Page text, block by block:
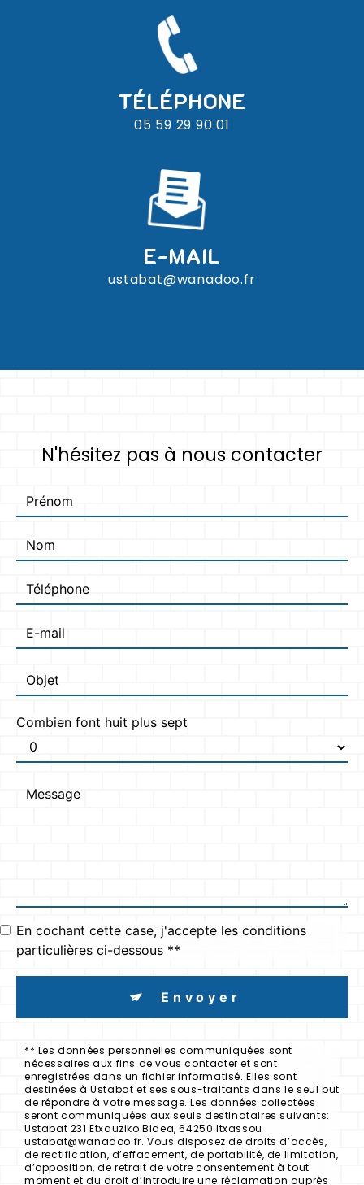
TÉLÉPHONE
05 59 29 90 01
E-MAIL
ustabat@wanadoo.fr
N'hésitez pas à nous contacter
Combien font huit plus sept
En cochant cette case, j'accepte les conditions
particulières ci-dessous **
Envoyer
** Les données personnelles communiquées sont
nécessaires aux fins de vous contacter et sont
enregistrées dans un fichier informatisé. Elles sont
destinées à Ustabat et ses sous-traitants dans le seul but
de répondre à votre message. Les données collectées
seront communiquées aux seuls destinataires suivants:
Ustabat 231 Etxauziko Bidea, 64250 Itxassou
ustabat@wanadoo.fr. Vous disposez de droits d’accès,
de rectification, d’effacement, de portabilité, de limitation,
d’opposition, de retrait de votre consentement à tout
moment et du droit d’introduire une réclamation auprès